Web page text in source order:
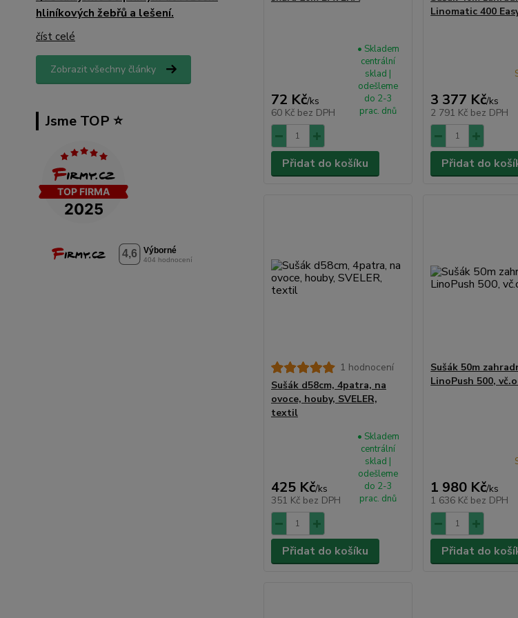
hliníkových žebřů a lešení.
číst celé
Zobrazit všechny články
Jsme TOP ⭐️
72 Kč/ks
60 Kč bez DPH
• Skladem
centrální
sklad |
odešleme
do 2-3
prac. dnů
Přidat do košíku
Linomatic 400
3 377 Kč/ks
2 791 Kč bez DPH
Přidat do
1 hodnocení
Sušák d58cm, 4patra, na
ovoce, houby, SVELER,
textil
425 Kč/ks
351 Kč bez DPH
• Skladem
centrální
sklad |
odešleme
do 2-3
prac. dnů
Přidat do košíku
Sušák 50m
LinoPush 500,
1 980 Kč/ks
1 636 Kč bez DPH
Přidat do